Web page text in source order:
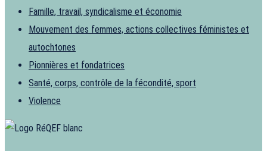
Famille, travail, syndicalisme et économie
Mouvement des femmes, actions collectives féministes et
autochtones
Pionnières et fondatrices
Santé, corps, contrôle de la fécondité, sport
Violence